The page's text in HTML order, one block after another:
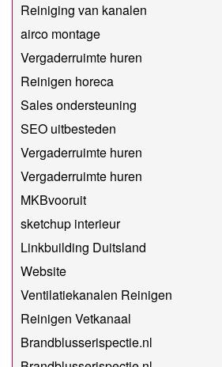
Reiniging van kanalen
airco montage
Vergaderruimte huren
Reinigen horeca
Sales ondersteuning
SEO uitbesteden
Vergaderruimte huren
Vergaderruimte huren
MKBvooruit
sketchup interieur
Linkbuilding Duitsland
Website
Ventilatiekanalen Reinigen
Reinigen Vetkanaal
Brandblusserispectie.nl